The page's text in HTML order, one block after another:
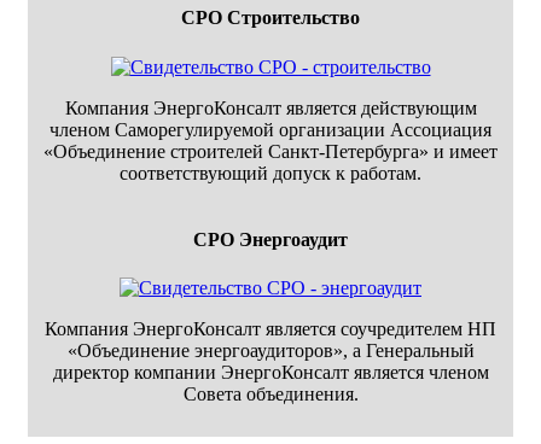
СРО Строительство
Компания ЭнергоКонсалт является действующим
членом Саморегулируемой организации Ассоциация
«Объединение строителей Санкт-Петербурга» и имеет
соответствующий допуск к работам.
СРО Энергоаудит
Компания ЭнергоКонсалт является соучредителем НП
«Объединение энергоаудиторов», а Генеральный
директор компании ЭнергоКонсалт является членом
Совета объединения.